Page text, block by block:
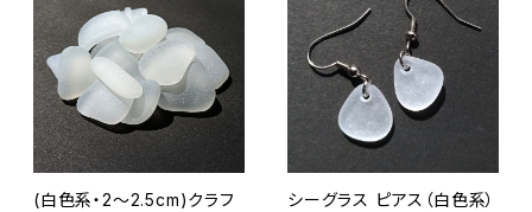
(白色系・2～2.5cm)クラフ
シーグラス ピアス（白色系）